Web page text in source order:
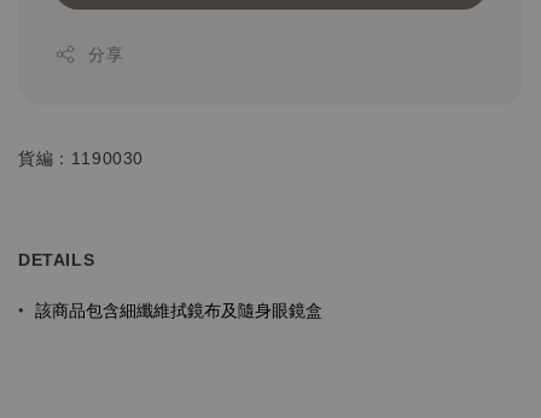
分享
貨編：1190030
DETAILS
• 該商品包含細纖維拭鏡布及隨身眼鏡盒